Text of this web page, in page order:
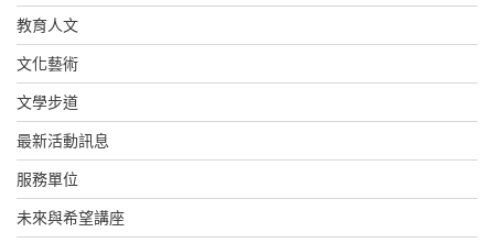
教育人文
文化藝術
文學步道
最新活動訊息
服務單位
未來與希望講座